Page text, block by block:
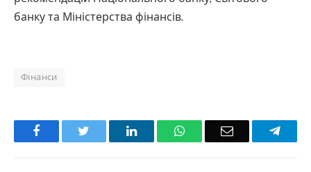
банку та Міністерства фінансів.
Фінанси
Facebook LinkedInWhatsAppEmail